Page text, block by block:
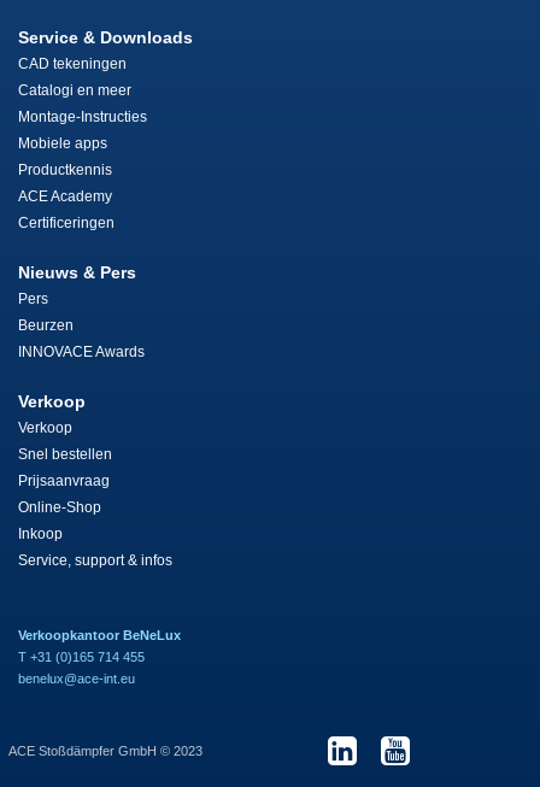
Service & Downloads
CAD tekeningen
Catalogi en meer
Montage-Instructies
Mobiele apps
Productkennis
ACE Academy
Certificeringen
Nieuws & Pers
Pers
Beurzen
INNOVACE Awards
Verkoop
Verkoop
Snel bestellen
Prijsaanvraag
Online-Shop
Inkoop
Service, support & infos
Verkoopkantoor BeNeLux
T +31 (0)165 714 455
benelux@ace-int.eu
ACE Stoßdämpfer GmbH © 2023